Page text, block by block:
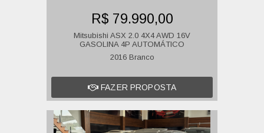
R$ 79.990,00
Mitsubishi ASX 2.0 4X4 AWD 16V
GASOLINA 4P AUTOMÁTICO
2016 Branco
FAZER PROPOSTA